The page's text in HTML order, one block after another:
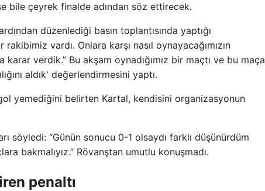
bile çeyrek finalde adından söz ettirecek.
düzenlediği basın toplantısında yaptığı
vardı. Onlara karşı nasıl oynayacağımızın
karar verdik.” Bu akşam oynadığımız bir maçtı ve bu maça
aldık' değerlendirmesini yaptı.
yemediğini belirten Kartal, kendisini organizasyonun
söyledi: “Günün sonucu 0-1 olsaydı farklı düşünürdüm
bakmalıyız.” Rövanştan umutlu konuşmadı.
penaltı